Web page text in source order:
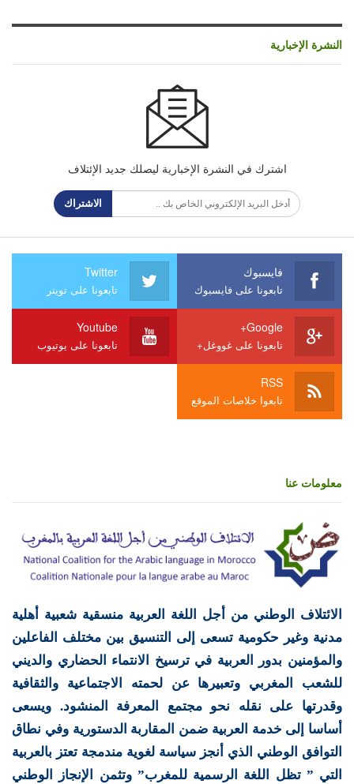
النشرة الإخبارية
اشترك في النشرة الإخبارية ليصلك جديد الإئتلاف
الاشتراك
فايسبوك
تابعونا على فايسبوك
Twitter
تابعونا على تويتر
Google+
تابعونا على غووغل+
Youtube
تابعونا على يوتيوب
RSS
تابعوا خلاصات الموقع
معلومات عنا
الائتلاف الوطني من أجل اللغة العربية منسقية شعبية أهلية
مدنية وغير حكومية تسعى إلى التنسيق بين مختلف الفاعلين
والمؤمنين بدور العربية في ترسيخ الانتماء الحضاري والديني
للشعب المغربي وتعبيرها عن لحمته الاجتماعية والثقافية
وقدرتها على نقله نحو مجتمع المعرفة المنشود. ويسعى
أساسا إلى خدمة العربية ضمن المقاربة الدستورية وفي نطاق
التوافق الوطني الذي أنجز سياسة لغوية مندمجة تعتز بالعربية
التي ” تظل اللغة الرسمية للمغرب” وتثمن الإنجاز الوطني